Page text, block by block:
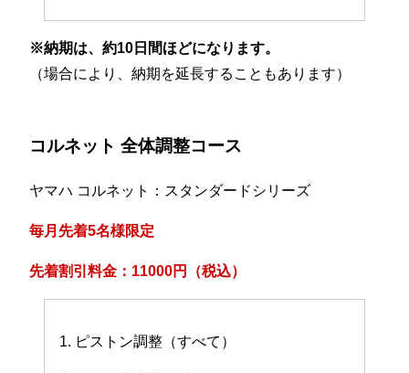
※納期は、約10日間ほどになります。
（場合により、納期を延長することもあります）
コルネット 全体調整コース
ヤマハ コルネット：スタンダードシリーズ
毎月先着5名様限定
先着割引料金：11000円（税込）
1. ピストン調整（すべて）